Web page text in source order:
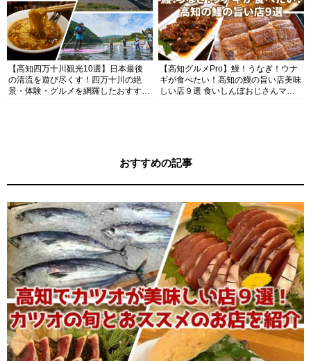
【高知四万十川観光10選】日本最後
の清流を遊び尽くす！四万十川の絶
景・体験・グルメを網羅したおすすめ
【高知グルメPro】鰻！うなぎ！ウナ
ギが食べたい！高知の鰻の旨い店美味
しい店９選 食いしんぼおじさんマッ
おすすめの記事